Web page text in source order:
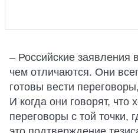
– Российские заявления
чем отличаются. Они
готовы вести
И когда они говорят, что
переговоры с той точки,